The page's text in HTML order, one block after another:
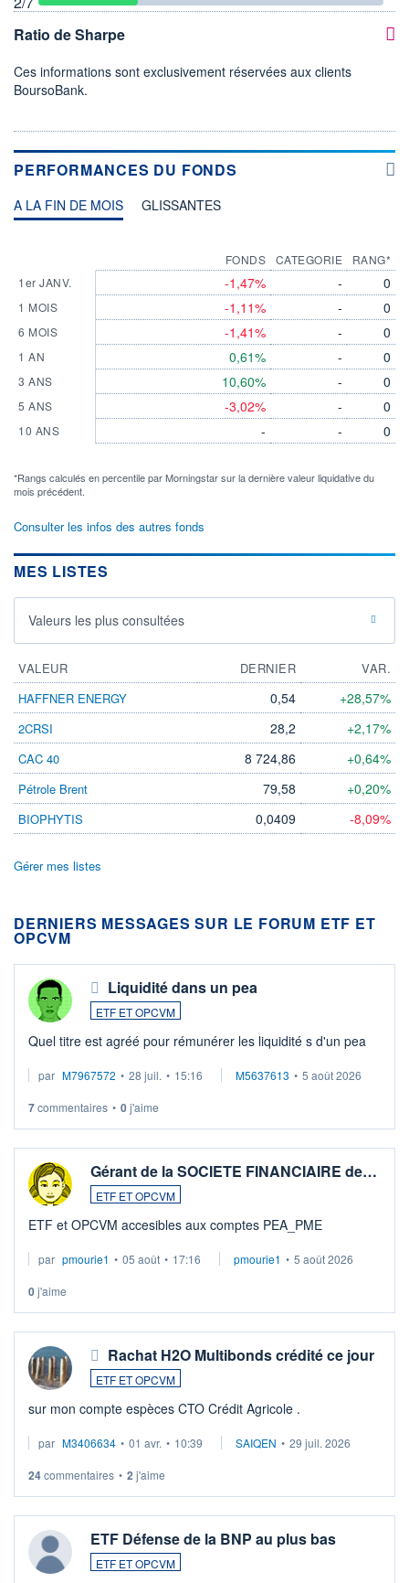
Ratio de Sharpe
Ces informations sont exclusivement réservées aux clients
BoursoBank.
PERFORMANCES DU FONDS
A LA FIN DE MOIS GLISSANTES
1er JANV.
1 MOIS
6 MOIS
1 AN
3 ANS
5 ANS
10 ANS
FONDS
-1,47%
-1,11%
-1,41%
0,61%
10,60%
-3,02%
-
CATEGORIE
-
-
-
-
-
-
-
RANG*
0
0
0
0
0
0
0
*Rangs calculés en percentile par Morningstar sur la dernière valeur liquidative du
mois précédent.
Consulter les infos des autres fonds
MES LISTES
Valeurs les plus consultées
VALEUR DERNIER
VAR.
HAFFNER ENERGY
0,54 +28,57%
2CRSI 28,2 +2,17%
CAC 40 8 724,86 +0,64%
Pétrole Brent 79,58 +0,20%
BIOPHYTIS 0,0409 -8,09%
Gérer mes listes
DERNIERS MESSAGES SUR LE FORUM ETF ET
OPCVM
Liquidité dans un pea
ETF ET OPCVM
Quel titre est agréé pour rémunérer les liquidité s d'un pea
par M7967572 • 28 juil. • 15:16 M5637613 • 5 août 2026
7commentaires • 0j'aime
Gérant de la SOCIETE FINANCIAIRE de…
ETF ET OPCVM
ETF et OPCVM accesibles aux comptes PEA_PME
par pmourie1 • 05 août • 17:16 pmourie1 • 5 août 2026
0j'aime
Rachat H2O Multibonds crédité ce jour
ETF ET OPCVM
sur mon compte espèces CTO Crédit Agricole .
par M3406634 • 01 avr. • 10:39 SAIQEN • 29 juil. 2026
24commentaires • 2 j'aime
ETF Défense de la BNP au plus bas
ETF ET OPCVM